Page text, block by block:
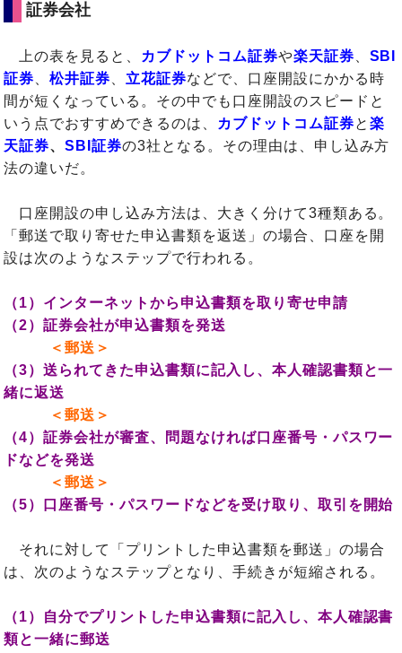
証券会社
上の表を見ると、 カブドットコム証券や楽天証券
SBI
証券 、松井証券 立花証券などで、口座開設にかかる時
間が短くなっている。その中でも口座開設のスピードと
いう点でおすすめできるのは、
カブドットコム証券と 楽
天証券、SBI証券の3社となる。その理由は、申し込み方
法の違いだ。
口座開設の申し込み方法は、大きく分けて3種類ある。
「郵送で取り寄せた申込書類を返送」の場合、口座を開
設は次のようなステップで行われる。
（1）インターネットから申込書類を取り寄せ申請
（2）証券会社が申込書類を発送
＜郵送＞
（3）送られてきた申込書類に記入し、本人確認書類と一
緒に返送
＜郵送＞
（4）証券会社が審査、問題なければ口座番号・パスワー
ドなどを発送
＜郵送＞
（5）口座番号・パスワードなどを受け取り、取引を開始
それに対して「プリントした申込書類を郵送」の場合
は、次のようなステップとなり、手続きが短縮される。
（1）自分でプリントした申込書類に記入し、本人確認書
類と一緒に郵送